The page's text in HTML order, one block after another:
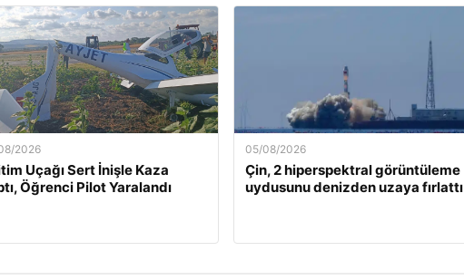
2026
Uçağı Sert İnişle Kaza
Öğrenci Pilot Yaralandı
05/08/2026
Çin, 2 hiperspektral görüntüleme
uydusunu denizden uzaya fırlattı